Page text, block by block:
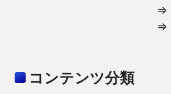
⇒
⇒
コンテンツ分類